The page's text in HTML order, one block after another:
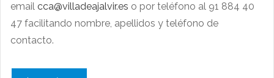
email cca@villadeajalvir.es o por teléfono al 91 884 40
47 facilitando nombre, apellidos y teléfono de
contacto.